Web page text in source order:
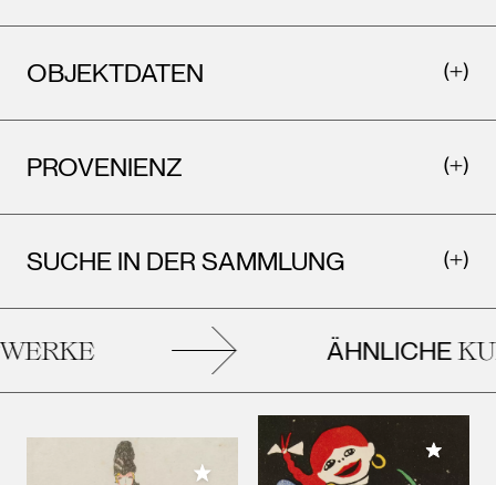
OBJEKTDATEN
PROVENIENZ
SUCHE IN DER SAMMLUNG
ÄHNLICHE
Meiner Sammlung hinzufügen
Meiner